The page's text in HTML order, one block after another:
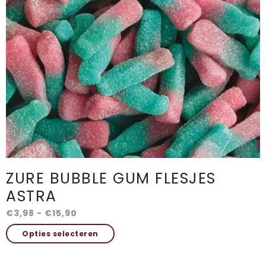
kan
gekozen
worden
op
de
productpagina
ZURE BUBBLE GUM FLESJES
ASTRA
€3,98 - €15,90
€3,98
tot
Opties selecteren
Dit
product